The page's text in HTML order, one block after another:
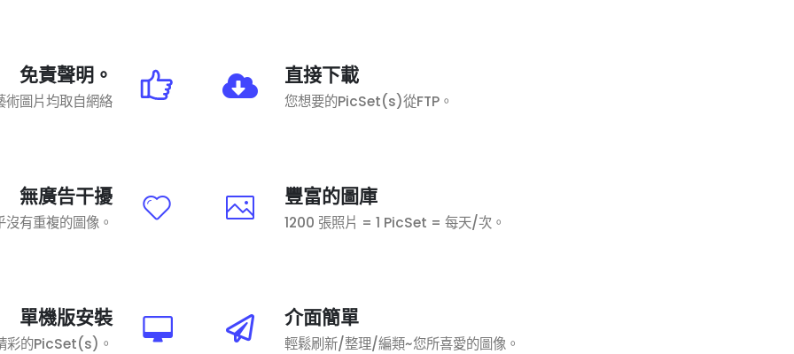
免責聲明。
術圖片均取自網絡
無廣告干擾
有重複的圖像。
單機版安裝
彩的PicSet(s)。
直接下載
您想要的PicSet(s)從FTP。
豐富的圖庫
1200 張照片 = 1 PicSet = 每天/次。
介面簡單
輕鬆刷新/整理/編類~您所喜愛的圖像。